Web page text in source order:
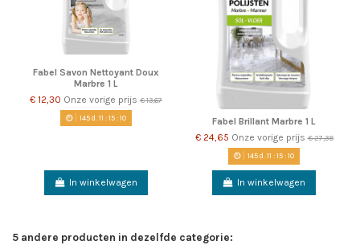
Fabel Savon Nettoyant Doux
Marbre 1 L
€ 12,30 Onze vorige prijs € 13,67
145d. 11:15:09
In winkelwagen
Fabel Brillant Marbre 1 L
€ 24,65 Onze vorige prijs€ 27,39
145d. 11:15:09
In winkelwagen
5 andere producten in dezelfde categorie: